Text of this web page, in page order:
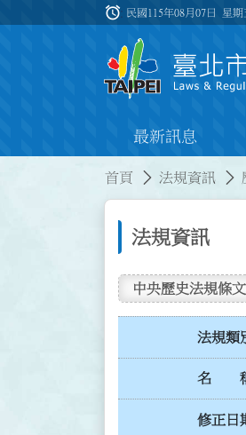
:::
alarm 民國115年08月07日 星期
最新訊息
首頁 法規資訊
法規資訊
中央歷史法規條
法規類
名
修正日